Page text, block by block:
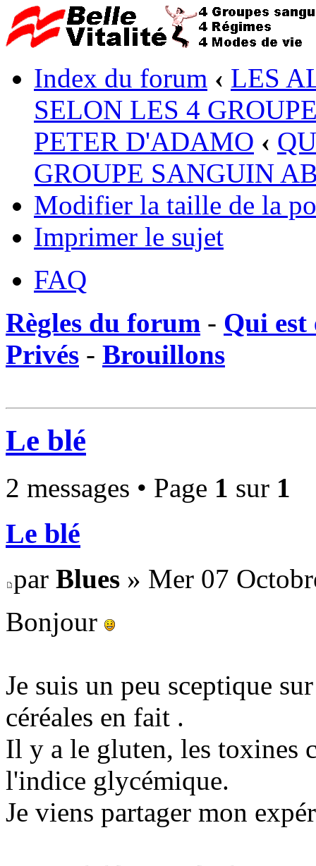
Index du forum ‹ LES
SELON LES 4
PETER D'ADAMO ‹
GROUPE SANGUIN
Modifier la taille de la
Imprimer le sujet
FAQ
Règles du forum - Qui est
Privés - Brouillons
Le blé
2 messages • Page 1 sur 1
Le blé
par Blues » Mer 07
Bonjour
Je suis un peu sceptique
céréales en fait .
Il y a le gluten, les toxines
l'indice glycémique.
Je viens partager mon